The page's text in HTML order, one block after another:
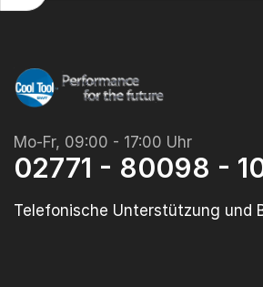
Mo-Fr, 09:00 - 17:00 Uhr
02771 - 80098 -
Telefonische Unterstützung und